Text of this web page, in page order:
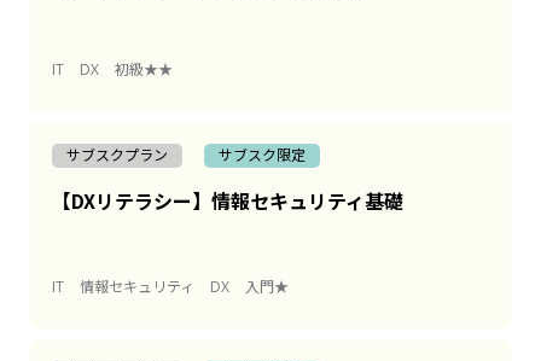
IT DX 初級★★
サブスクプラン サブスク限定
【DXリテラシー】情報セキュリティ基礎
IT 情報セキュリティ DX 入門★